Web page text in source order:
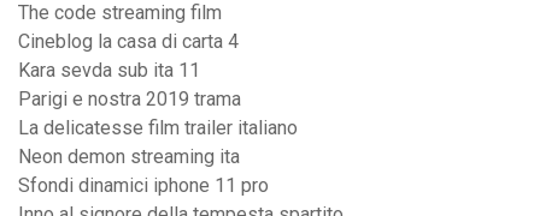
The code streaming film
Cineblog la casa di carta 4
Kara sevda sub ita 11
Parigi e nostra 2019 trama
La delicatesse film trailer italiano
Neon demon streaming ita
Sfondi dinamici iphone 11 pro